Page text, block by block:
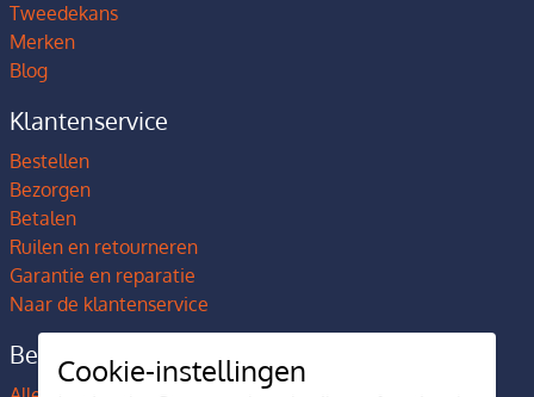
Tweedekans
Merken
Blog
Klantenservice
Bestellen
Bezorgen
Betalen
Ruilen en retourneren
Garantie en reparatie
Naar de klantenservice
Bedrijfsgegevens
Cookie-instellingen